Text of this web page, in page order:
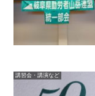
講習会・講演など